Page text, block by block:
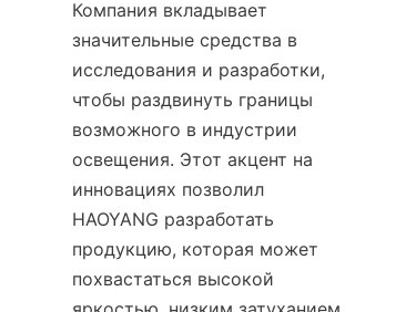
Компания вкладывает
значительные средства в
исследования и разработки,
чтобы раздвинуть границы
возможного в индустрии
освещения. Этот акцент на
инновациях позволил
HAOYANG разработать
продукцию, которая может
похвастаться высокой